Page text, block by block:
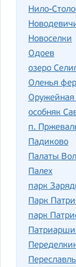
Нило-
Новоселки
Одоев
озеро
Оленья
Оружейная
особняк
п.
Падиково
Палаты
Палех
парк
Парк
парк